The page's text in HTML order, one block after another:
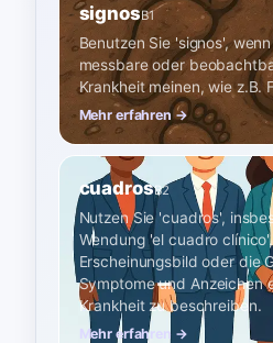
signosB1
Benutzen Sie 'signos',
messbare oder
Krankheit meinen, wie z.B.
Mehr erfahren →
cuadrosB2
Nutzen Sie 'cuadros',
Wendung 'el cuadro
Erscheinungsbild oder die
Symptome und Anzeichen
Krankheit zu beschreiben.
Mehr erfahren →